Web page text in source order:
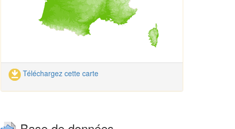
Téléchargez cette carte